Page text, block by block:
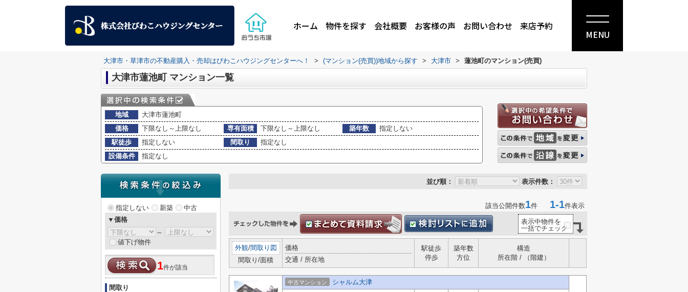
ホーム 物件を探す 会社概要 お客様の声 お問い合わせ 来店予約
MENU
大津市・草津市の不動産購入・売却はびわこハウジングセンターへ！ > (マンション(売買))地域から探す > 大津市 > 蓮池町のマンション(売買)
大津市蓮池町 マンション一覧
地域
大津市蓮池町
価格
下限なし～上限なし 専有面積 下限なし～上限なし 築年数
指定しない
駅徒歩
指定しない 間取り
指定なし
設備条件
指定なし
並び順： 表示件数：
該当公開件数1件 1-1件表示
表示中物件を
一括でチェック
外観/間取り図
間取り/面積
価格
交通 / 所在地
駅徒歩
停歩
築年数
方位
構造
所在階 / （階建）
中古マンション シャルム大津
指定しない 新築
中古
▼価格
～
値下げ物件
1件が該当
間取り